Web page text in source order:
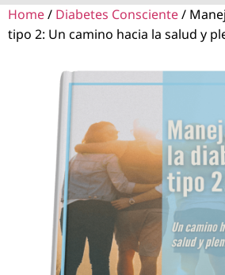
Home/ Diabetes Consciente/
tipo 2: Un camino hacia la salud y